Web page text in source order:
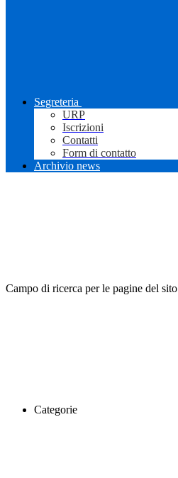
Segreteria
URP
Iscrizioni
Contatti
Form di contatto
Archivio news
Campo di ricerca per le pagine del sito
Categorie